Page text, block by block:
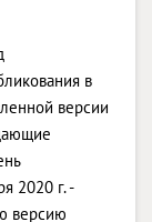
в
версии
2020 г. -
версию